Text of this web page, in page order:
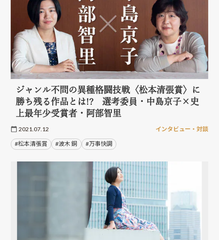
ジャンル不問の異種格闘技戦〈松本清張賞〉に
勝ち残る作品とは!? 選考委員・中島京子×史
上最年少受賞者・阿部智里
2021.07.12 インタビュー・対談
#松本清張賞 #波木 銅 #万事快調